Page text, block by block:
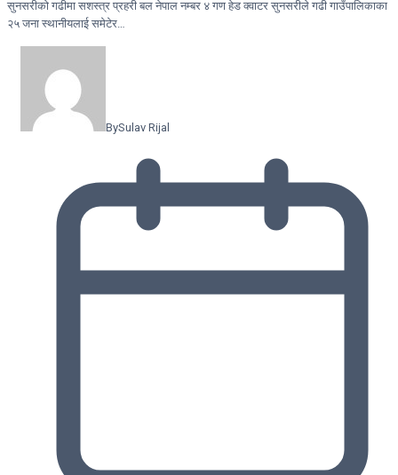
सुनसरीकाे गढीमा सशस्त्र प्रहरी बल नेपाल नम्बर ४ गण हेड क्वाटर सुनसरीले गढी गाउँपालिकाका
२५ जना स्थानीयलाई समेटेर…
BySulav Rijal